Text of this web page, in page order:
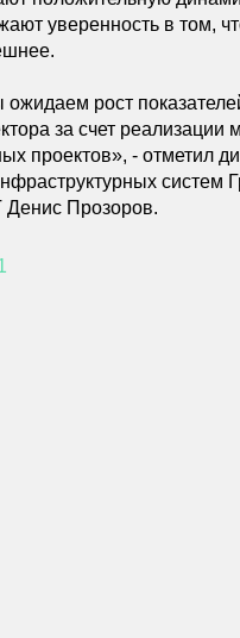
уверенность в том,
рост
за счет реализации
проектов», - отметил
систем
Прозоров.